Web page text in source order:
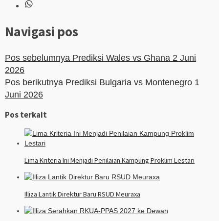
Navigasi pos
Pos sebelumnya Prediksi Wales vs Ghana 2 Juni
2026
Pos berikutnya Prediksi Bulgaria vs Montenegro 1
Juni 2026
Pos terkait
Lima Kriteria Ini Menjadi Penilaian Kampung Proklim Lestari
Illiza Lantik Direktur Baru RSUD Meuraxa